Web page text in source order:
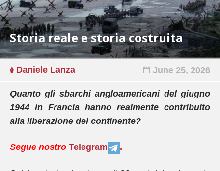
Storia reale e storia costruita
Daniele Lanza June 25, 2026
Quanto gli sbarchi angloamericani del giugno
1944 in Francia hanno realmente contribuito
alla liberazione del continente?
Segue nostro Telegram .